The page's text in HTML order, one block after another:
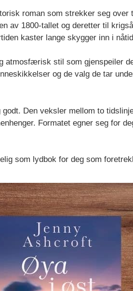
roman som strekker seg over
av 1800-tallet og deretter til
kaster lange skygger inn i
atmosfærisk stil som gjenspeiler
og de valg de tar
Den veksler mellom to
Formatet egner seg for
som lydbok for deg som